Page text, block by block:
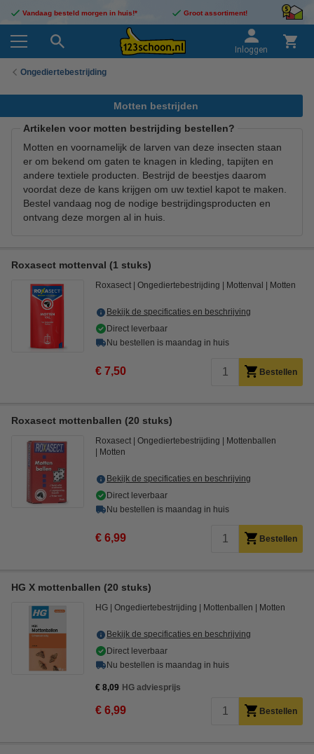
Vandaag besteld morgen in huis!* Groot assortiment!
Inloggen
Ongediertebestrijding
Motten bestrijden
Artikelen voor motten bestrijding bestellen?
Motten en voornamelijk de larven van deze insecten staan
er om bekend om gaten te knagen in kleding, tapijten en
andere textiele producten. Bestrijd de beestjes daarom
voordat deze de kans krijgen om uw textiel kapot te maken.
Bestel vandaag nog de nodige bestrijdingsproducten en
ontvang deze morgen al in huis.
Roxasect mottenval (1 stuks)
Roxasect Ongediertebestrijding Mottenval Motten
Bekijk de specificaties en beschrijving
Direct leverbaar
Nu bestellen is maandag in huis
€ 7,50 Bestellen
Roxasect mottenballen (20 stuks)
Roxasect Ongediertebestrijding
Mottenballen
Motten
Bekijk de specificaties en beschrijving
Direct leverbaar
Nu bestellen is maandag in huis
€ 6,99 Bestellen
HG X mottenballen (20 stuks)
HG Ongediertebestrijding Mottenballen Motten
Bekijk de specificaties en beschrijving
Direct leverbaar
Nu bestellen is maandag in huis
€ 8,09 HG adviesprijs
€ 6,99 Bestellen